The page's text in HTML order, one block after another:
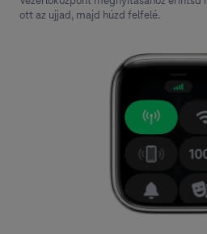
ott az ujjad, majd húzd felfelé.